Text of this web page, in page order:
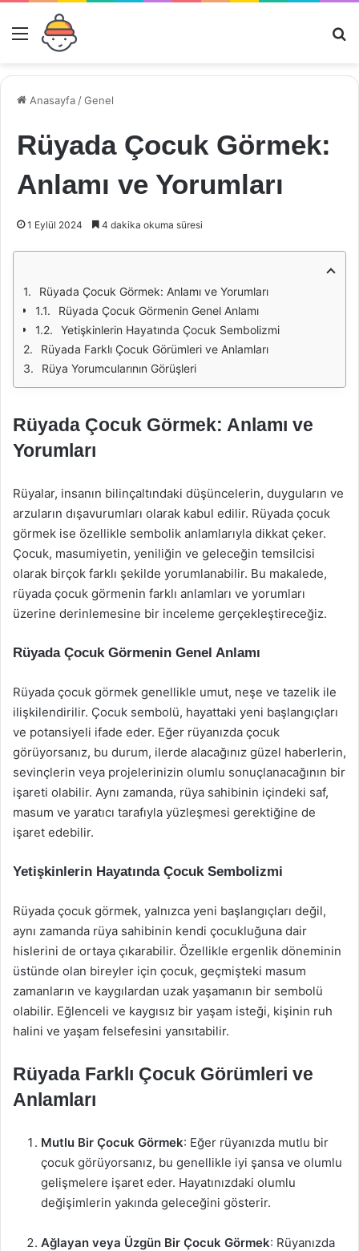
Menü
Anasayfa /Genel
Rüyada Çocuk Görmek:
Anlamı ve Yorumları
1 Eylül 2024 4 dakika okuma süresi
Rüyada Çocuk Görmek: Anlamı ve Yorumları
Rüyada Çocuk Görmenin Genel Anlamı
Yetişkinlerin Hayatında Çocuk Sembolizmi
Rüyada Farklı Çocuk Görümleri ve Anlamları
Rüya Yorumcularının Görüşleri
Rüyada Çocuk Görmek: Anlamı ve
Yorumları
Rüyalar, insanın bilinçaltındaki düşüncelerin, duyguların ve
arzuların dışavurumları olarak kabul edilir. Rüyada çocuk
görmek ise özellikle sembolik anlamlarıyla dikkat çeker.
Çocuk, masumiyetin, yeniliğin ve geleceğin temsilcisi
olarak birçok farklı şekilde yorumlanabilir. Bu makalede,
rüyada çocuk görmenin farklı anlamları ve yorumları
üzerine derinlemesine bir inceleme gerçekleştireceğiz.
Rüyada Çocuk Görmenin Genel Anlamı
Rüyada çocuk görmek genellikle umut, neşe ve tazelik ile
ilişkilendirilir. Çocuk sembolü, hayattaki yeni başlangıçları
ve potansiyeli ifade eder. Eğer rüyanızda çocuk
görüyorsanız, bu durum, ilerde alacağınız güzel haberlerin,
sevinçlerin veya projelerinizin olumlu sonuçlanacağının bir
işareti olabilir. Aynı zamanda, rüya sahibinin içindeki saf,
masum ve yaratıcı tarafıyla yüzleşmesi gerektiğine de
işaret edebilir.
Yetişkinlerin Hayatında Çocuk Sembolizmi
Rüyada çocuk görmek, yalnızca yeni başlangıçları değil,
aynı zamanda rüya sahibinin kendi çocukluğuna dair
hislerini de ortaya çıkarabilir. Özellikle ergenlik döneminin
üstünde olan bireyler için çocuk, geçmişteki masum
zamanların ve kaygılardan uzak yaşamanın bir sembolü
olabilir. Eğlenceli ve kaygısız bir yaşam isteği, kişinin ruh
halini ve yaşam felsefesini yansıtabilir.
Rüyada Farklı Çocuk Görümleri ve
Anlamları
Mutlu Bir Çocuk Görmek: Eğer rüyanızda mutlu bir
çocuk görüyorsanız, bu genellikle iyi şansa ve olumlu
gelişmelere işaret eder. Hayatınızdaki olumlu
değişimlerin yakında geleceğini gösterir.
Ağlayan veya Üzgün Bir Çocuk Görmek: Rüyanızda